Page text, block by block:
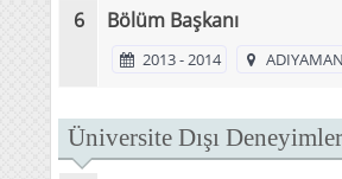
Bölüm Başkanı
2013 - 2014
Üniversite Dışı Deneyimler